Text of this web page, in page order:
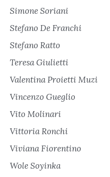
Simone Soriani
Stefano De Franchi
Stefano Ratto
Teresa Giulietti
Valentina Proietti Muzi
Vincenzo Gueglio
Vito Molinari
Vittoria Ronchi
Viviana Fiorentino
Wole Soyinka